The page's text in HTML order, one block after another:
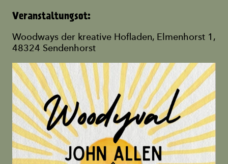
Veranstaltungsot:
Woodways der kreative Hofladen, Elmenhorst 1,
48324 Sendenhorst